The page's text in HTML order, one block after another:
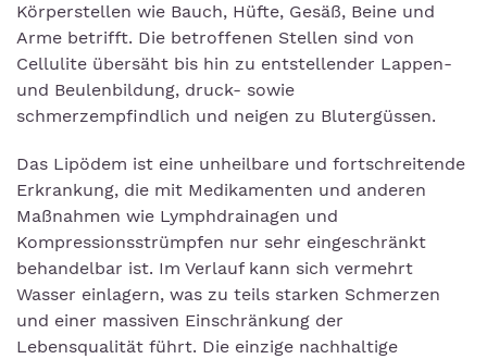
Körperstellen wie Bauch, Hüfte, Gesäß, Beine und
Arme betrifft. Die betroffenen Stellen sind von
Cellulite übersäht bis hin zu entstellender Lappen-
und Beulenbildung, druck- sowie
schmerzempfindlich und neigen zu Blutergüssen.
Das Lipödem ist eine unheilbare und fortschreitende
Erkrankung, die mit Medikamenten und anderen
Maßnahmen wie Lymphdrainagen und
Kompressionsstrümpfen nur sehr eingeschränkt
behandelbar ist. Im Verlauf kann sich vermehrt
Wasser einlagern, was zu teils starken Schmerzen
und einer massiven Einschränkung der
Lebensqualität führt. Die einzige nachhaltige